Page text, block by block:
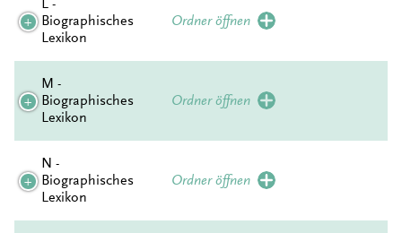
L -
Biographisches
Lexikon
Ordner öffnen
M -
Biographisches
Lexikon
Ordner öffnen
N -
Biographisches
Lexikon
Ordner öffnen